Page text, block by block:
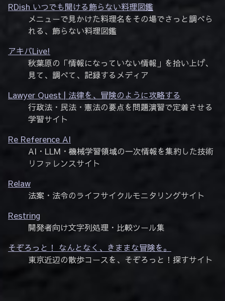
RDish いつでも聞ける飾らない料理図鑑
メニューで見かけた料理名をその場でさっと調べら
れる、飾らない料理図鑑
アキバLive!
秋葉原の「情報になっていない情報」を拾い上げ、
見て、調べて、記録するメディア
Lawyer Quest | 法律を、冒険のように攻略する
行政法・民法・憲法の要点を問題演習で定着させる
学習サイト
Re Reference AI
AI・LLM・機械学習領域の一次情報を集約した技術
リファレンスサイト
Relaw
法案・法令のライフサイクルモニタリングサイト
Restring
開発者向け文字列処理・比較ツール集
そぞろっと！ なんとなく、きままな冒険を。
東京近辺の散歩コースを、そぞろっと！探すサイト